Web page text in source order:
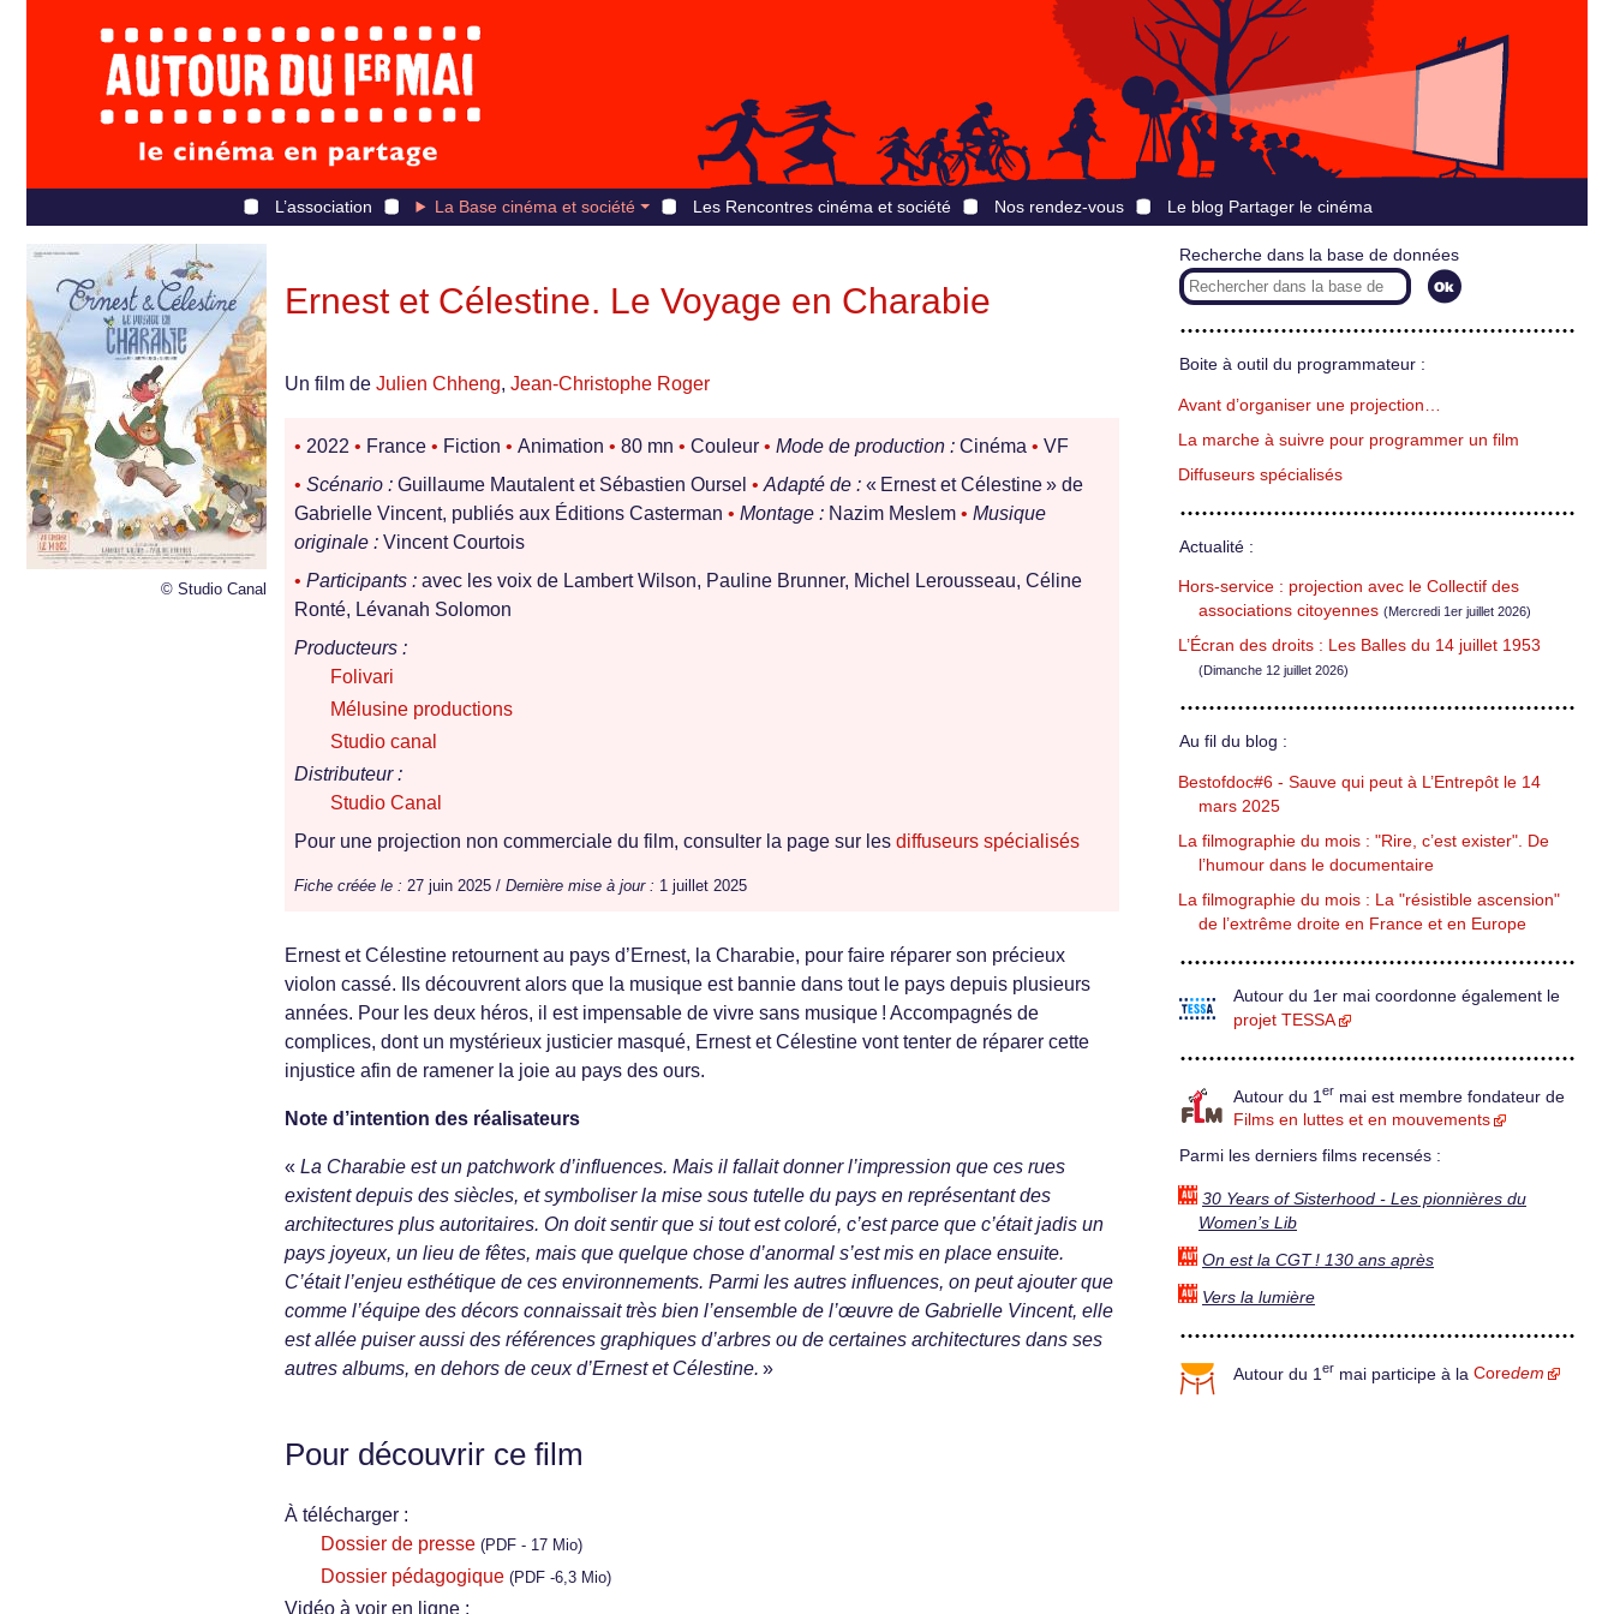
L’association La Base cinéma et société Les Rencontres cinéma et société Nos rendez-vous Le blog Partager le cinéma
© Studio Canal
Ernest et Célestine. Le Voyage en Charabie
Un film de Julien Chheng, Jean-Christophe Roger
• 2022 • France • Fiction • Animation • 80 mn • Couleur • Mode de production : Cinéma • VF
• Scénario : Guillaume Mautalent et Sébastien Oursel • Adapté de : « Ernest et Célestine » de
Gabrielle Vincent, publiés aux Éditions Casterman • Montage : Nazim Meslem • Musique
originale : Vincent Courtois
• Participants : avec les voix de Lambert Wilson, Pauline Brunner, Michel Lerousseau, Céline
Ronté, Lévanah Solomon
Producteurs :
Folivari
Mélusine productions
Studio canal
Distributeur :
Studio Canal
Pour une projection non commerciale du film, consulter la page sur les diffuseurs spécialisés
Fiche créée le : 27 juin 2025 / Dernière mise à jour : 1 juillet 2025
Ernest et Célestine retournent au pays d’Ernest, la Charabie, pour faire réparer son précieux
violon cassé. Ils découvrent alors que la musique est bannie dans tout le pays depuis plusieurs
années. Pour les deux héros, il est impensable de vivre sans musique ! Accompagnés de
complices, dont un mystérieux justicier masqué, Ernest et Célestine vont tenter de réparer cette
injustice afin de ramener la joie au pays des ours.
Note d’intention des réalisateurs
« La Charabie est un patchwork d’influences. Mais il fallait donner l’impression que ces rues
existent depuis des siècles, et symboliser la mise sous tutelle du pays en représentant des
architectures plus autoritaires. On doit sentir que si tout est coloré, c’est parce que c’était jadis un
pays joyeux, un lieu de fêtes, mais que quelque chose d’anormal s’est mis en place ensuite.
C’était l’enjeu esthétique de ces environnements. Parmi les autres influences, on peut ajouter que
comme l’équipe des décors connaissait très bien l’ensemble de l’œuvre de Gabrielle Vincent, elle
est allée puiser aussi des références graphiques d’arbres ou de certaines architectures dans ses
autres albums, en dehors de ceux d’Ernest et Célestine. »
Pour découvrir ce film
À télécharger :
Dossier de presse (PDF - 17 Mio)
Dossier pédagogique (PDF -6,3 Mio)
Vidéo à voir en ligne :
Recherche dans la base de données
Boite à outil du programmateur :
Avant d’organiser une projection…
La marche à suivre pour programmer un film
Diffuseurs spécialisés
Actualité :
Hors-service : projection avec le Collectif des
associations citoyennes (Mercredi 1er juillet 2026)
L’Écran des droits : Les Balles du 14 juillet 1953
(Dimanche 12 juillet 2026)
Au fil du blog :
Bestofdoc#6 - Sauve qui peut à L’Entrepôt le 14
mars 2025
La filmographie du mois : "Rire, c’est exister". De
l’humour dans le documentaire
La filmographie du mois : La "résistible ascension"
de l’extrême droite en France et en Europe
Autour du 1er mai coordonne également le
projet TESSA
Autour du 1 er mai est membre fondateur de
Films en luttes et en mouvements
Parmi les derniers films recensés :
30 Years of Sisterhood - Les pionnières du
Women’s Lib
On est la CGT ! 130 ans après
Vers la lumière
Autour du 1 er mai participe à la Coredem